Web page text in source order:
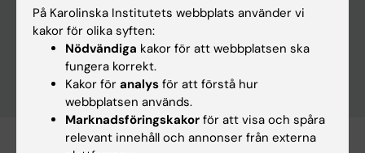
Lilian Pagrot
På Karolinska Institutets webbplats använder vi
kakor för olika syften:
Nödvändiga kakor för att webbplatsen ska
fungera korrekt.
Kakor för analys för att förstå hur
webbplatsen används.
Marknadsföringskakor för att visa och spåra
relevant innehåll och annonser från externa